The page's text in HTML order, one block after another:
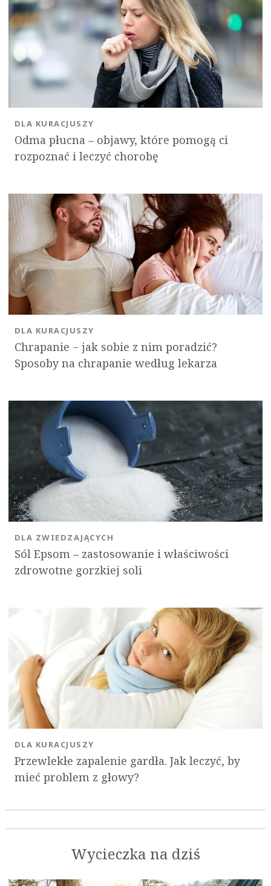
Odma płucna – objawy, które pomogą ci
rozpoznać i leczyć chorobę
DLA KURACJUSZY
Chrapanie − jak sobie z nim poradzić?
Sposoby na chrapanie według lekarza
DLA KURACJUSZY
Sól Epsom – zastosowanie i właściwości
zdrowotne gorzkiej soli
DLA ZWIEDZAJĄCYCH
Przewlekłe zapalenie gardła. Jak leczyć, by
mieć problem z głowy?
DLA KURACJUSZY
Wycieczka na dziś